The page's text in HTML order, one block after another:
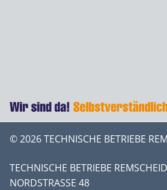
© 2026 TECHNISCHE BETRIEBE
TECHNISCHE BETRIEBE REMSCHEID
NORDSTRASSE 48